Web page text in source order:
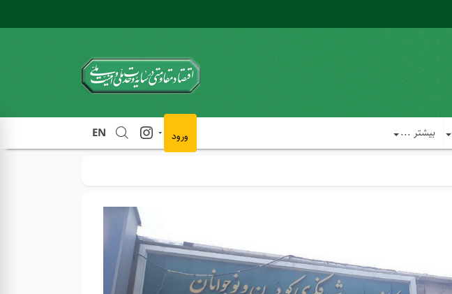
بیشتر ... EN ورود